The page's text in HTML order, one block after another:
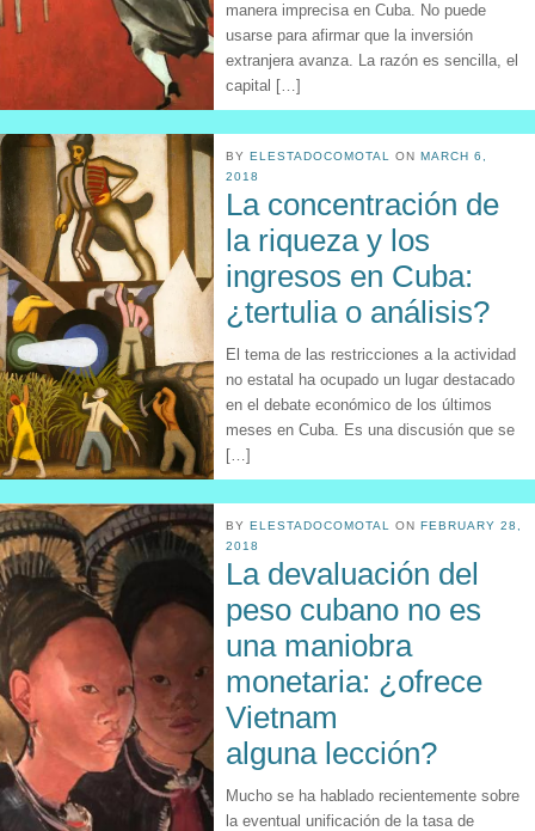
manera imprecisa en Cuba. No puede
usarse para afirmar que la inversión
extranjera avanza. La razón es sencilla, el
capital […]
BY ELESTADOCOMOTAL ON MARCH 6,
2018
La concentración de
la riqueza y los
ingresos en Cuba:
¿tertulia o análisis?
El tema de las restricciones a la actividad
no estatal ha ocupado un lugar destacado
en el debate económico de los últimos
meses en Cuba. Es una discusión que se
[…]
BY ELESTADOCOMOTAL ON FEBRUARY 28,
2018
La devaluación del
peso cubano no es
una maniobra
monetaria: ¿ofrece
Vietnam
alguna lección?
Mucho se ha hablado recientemente sobre
la eventual unificación de la tasa de